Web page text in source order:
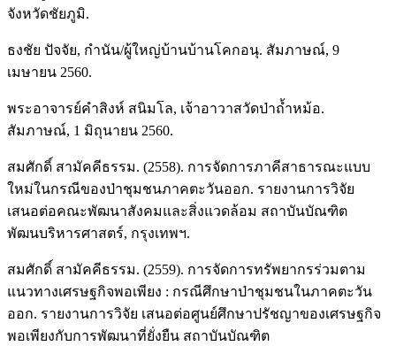
จังหวัดชัยภูมิ.
ธงชัย ปัจจัย, กำนัน/ผู้ใหญ่บ้านบ้านโคกอนุ. สัมภาษณ์, 9
เมษายน 2560.
พระอาจารย์คำสิงห์ สนิมโล, เจ้าอาวาสวัดป่าถ้ำหม้อ.
สัมภาษณ์, 1 มิถุนายน 2560.
สมศักดิ์ สามัคคีธรรม. (2558). การจัดการภาคีสาธารณะแบบ
ใหม่ในกรณีของป่าชุมชนภาคตะวันออก. รายงานการวิจัย
เสนอต่อคณะพัฒนาสังคมและสิ่งแวดล้อม สถาบันบัณฑิต
พัฒนบริหารศาสตร์, กรุงเทพฯ.
สมศักดิ์ สามัคคีธรรม. (2559). การจัดการทรัพยากรร่วมตาม
แนวทางเศรษฐกิจพอเพียง : กรณีศึกษาป่าชุมชนในภาคตะวัน
ออก. รายงานการวิจัย เสนอต่อศูนย์ศึกษาปรัชญาของเศรษฐกิจ
พอเพียงกับการพัฒนาที่ยั่งยืน สถาบันบัณฑิต